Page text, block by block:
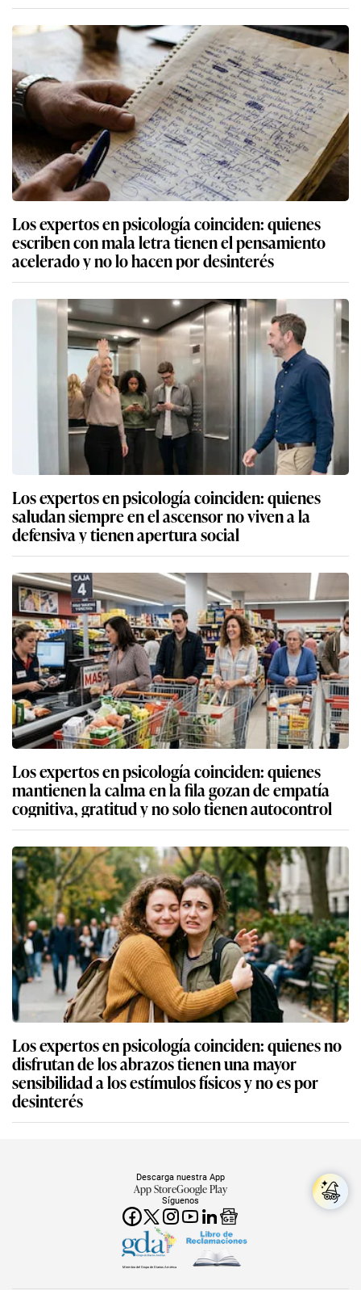
Los expertos en psicología coinciden: quienes
escriben con mala letra tienen el pensamiento
acelerado y no lo hacen por desinterés
Los expertos en psicología coinciden: quienes
saludan siempre en el ascensor no viven a la
defensiva y tienen apertura social
Los expertos en psicología coinciden: quienes
mantienen la calma en la fila gozan de empatía
cognitiva, gratitud y no solo tienen autocontrol
Los expertos en psicología coinciden: quienes no
disfrutan de los abrazos tienen una mayor
sensibilidad a los estímulos físicos y no es por
desinterés
Síguenos
Descarga nuestra App
App StoreGoogle Play
Miembro del Grupo de Diarios América